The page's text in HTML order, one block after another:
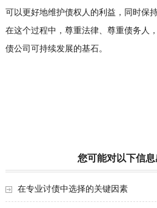
可以更好地维护债权人的利益，同时保
在这个过程中，尊重法律、尊重债务人
债公司可持续发展的基石。
您可能对以下信息
在专业讨债中选择的关键因素